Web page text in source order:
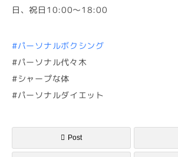
日、祝日10:00～18:00
#パーソナルボクシング
#パーソナル代々木
#シャープな体
#パーソナルダイエット
Post